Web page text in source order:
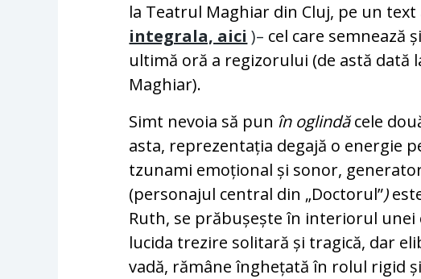
la Teatrul Maghiar din Cluj, pe un text
integrala, aici )– cel care semnează
ultimă oră a regizorului (de astă dată
Maghiar).
Simt nevoia să pun în oglindăcele
asta, reprezentația degajă o energie
tzunami emoțional și sonor,
(personajul central din „Doctorul”)
Ruth, se prăbușește în interiorul
lucida trezire solitară și tragică, dar
vadă, rămâne înghețată în rolul rigid